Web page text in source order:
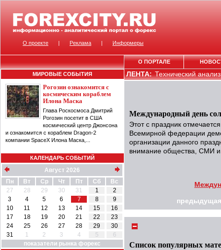
МИРОВЫЕ СОБЫТИЯ
Рогозин ознакомится с
космическим кораблем
Илона Маска
Глава Роскосмоса Дмитрий
Рогозин посетит в США
космический центр Джонсона
и ознакомится с кораблем Dragon-2
компании SpaceX Илона Маска,...
КАЛЕНДАРЬ СОБЫТИЙ
Август 2026
Пн
Вт Ср Чт Пт Сб
Вс
27
28 29 30 31 1
2
3
4 5 6 7 8
9
10
11 12 13 14 15
16
17
18 19 20 21 22
23
24
25 26 27 28 29
30
31
1 2 3 4 5
6
показатели рынка форекс
ЛЕНТА:Технический
Международный день
Этот с праздник
Всемирной федерации
организации данного
внимание общества, СМИ и
предыдущая
Список популярных
О проекте | Реклама | Информеры
О ПОРТАЛЕ